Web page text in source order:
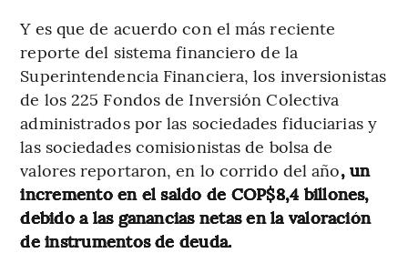
Y es que de acuerdo con el más reciente
reporte del sistema financiero de la
Superintendencia Financiera, los inversionistas
de los 225 Fondos de Inversión Colectiva
administrados por las sociedades fiduciarias y
las sociedades comisionistas de bolsa de
valores reportaron, en lo corrido del año, un
incremento en el saldo de COP$8,4 billones,
debido a las ganancias netas en la valoración
de instrumentos de deuda.